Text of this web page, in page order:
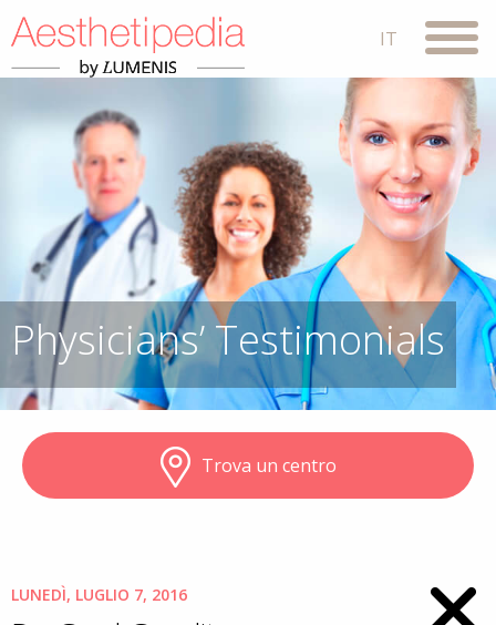
Physicians’ Testimonials
Trova un centro
LUNEDÌ, LUGLIO 7, 2016